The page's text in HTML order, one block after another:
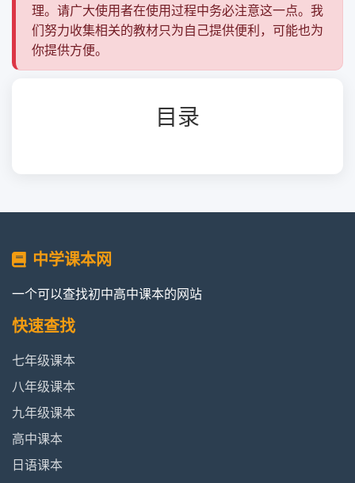
理。请广大使用者在使用过程中务必注意这一点。我
们努力收集相关的教材只为自己提供便利，可能也为
你提供方便。
目录
中学课本网
一个可以查找初中高中课本的网站
快速查找
七年级课本
八年级课本
九年级课本
高中课本
日语课本